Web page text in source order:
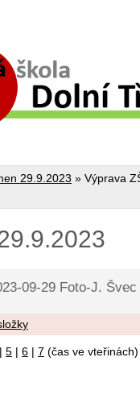
29.9.2023 » Výprava
09-29 Foto-J. Švec
| 5 | 6 | 7 (čas ve vteřinách)